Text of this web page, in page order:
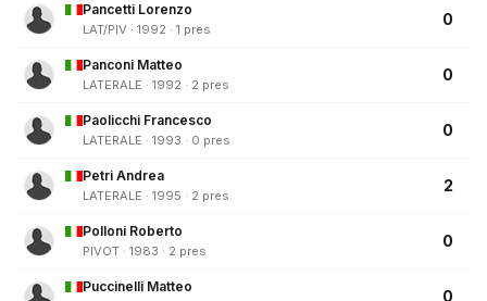
Pancetti Lorenzo
LAT/PIV · 1992 · 1 pres
0
Panconi Matteo
LATERALE · 1992 · 2 pres
0
Paolicchi Francesco
LATERALE · 1993 · 0 pres
0
Petri Andrea
LATERALE · 1995 · 2 pres
2
Polloni Roberto
PIVOT · 1983 · 2 pres
0
Puccinelli Matteo
0